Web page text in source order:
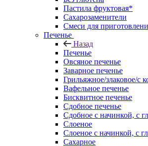
Пастила фруктовая*
Сахарозаменители
Смеси для
Печенье
Назад
Печенье
Овсяное печенье
Заварное печенье
Грильяжное/злаковое/с
Вафельное печенье
Бисквитное печенье
Сдобное печенье
Сдобное с начинкой, с
Слоеное
Слоеное с начинкой, с
Сахарное